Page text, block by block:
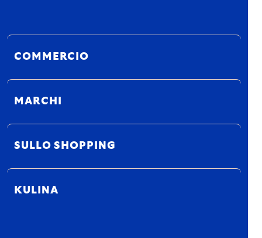
COMMERCIO
MARCHI
SULLO SHOPPING
KULINA